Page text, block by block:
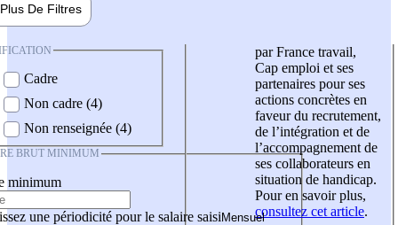
Plus De Filtres
Cadre
Non cadre (4)
Non renseignée (4)
BRUT MINIMUM
minimum
une périodicité pour le salaire saisi
par France travail,
Cap emploi et ses
partenaires pour ses
actions concrètes en
faveur du recrutement,
de l’intégration et de
l’accompagnement de
ses collaborateurs en
situation de handicap.
Pour en savoir plus,
consultez cet article.